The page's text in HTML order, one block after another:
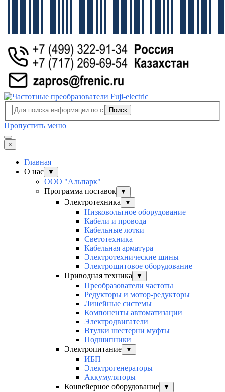
Поиск
Пропустить меню
×
Главная
О нас
▼
ООО "Альпарк"
Программа поставок
▼
Электротехника ▼
Низковольтное оборудование
Кабели и провода
Кабельные лотки
Светотехника
Кабельная арматура
Электротехнические шины
Электрощитовое оборудование
Приводная техника
▼
Преобразователи частоты
Редукторы и мотор-редукторы
Линейные системы
Компоненты автоматизации
Электродвигатели
Втулки шестерни муфты
Подшипники
Электропитание
▼
ИБП
Электрогенераторы
Аккумуляторы
Конвейерное оборудование
▼